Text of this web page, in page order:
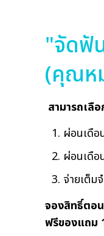
"จัดฟั
(คุณห
สามารถเลื
ผ่อนเดือ
ผ่อนเดือ
จ่ายเต็ม
จองสิทธิ์ตอ
ฟรีของแถม